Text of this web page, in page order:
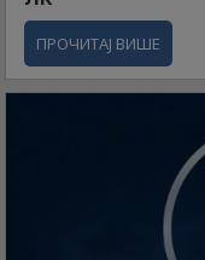
ПРОЧИТАЈ ВИШЕ